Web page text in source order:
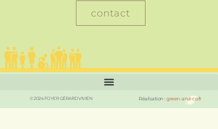
contact
© 2024 FOYER GÉRARD VIVIEN Réalisation :green-and-co.fr